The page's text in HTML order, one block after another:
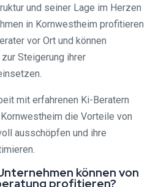
und seiner Lage im Herzen
in Kornwestheim profitieren
vor Ort und können
Steigerung ihrer
mit erfahrenen Ki-Beratern
die Vorteile von
ausschöpfen und ihre
können von
profitieren?